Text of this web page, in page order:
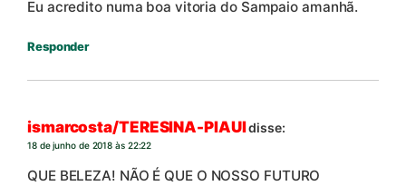
Eu acredito numa boa vitoria do Sampaio amanhã.
Responder
ismarcosta/TERESINA-PIAUIdisse:
18 de junho de 2018 às 22:22
QUE BELEZA! NÃO É QUE O NOSSO FUTURO